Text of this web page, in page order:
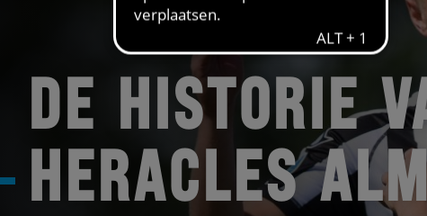
DE HISTORIE
HERACLES